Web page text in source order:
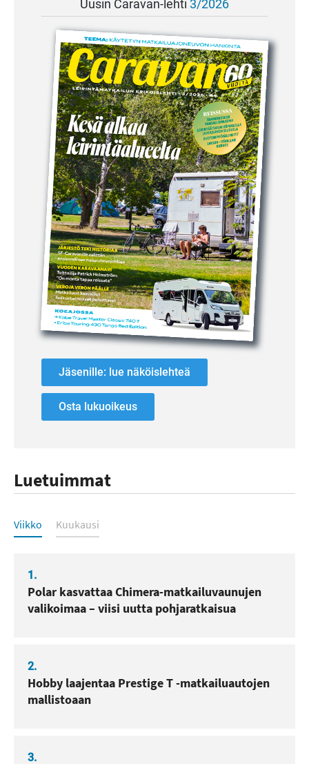
Uusin Caravan-lehti 3/2026
Jäsenille: lue näköislehteä
Osta lukuoikeus
Luetuimmat
Luetuimmat
Viikko Kuukausi
1.
Polar kasvattaa Chimera-matkailuvaunujen
valikoimaa – viisi uutta pohjaratkaisua
2.
Hobby laajentaa Prestige T -matkailuautojen
mallistoaan
3.